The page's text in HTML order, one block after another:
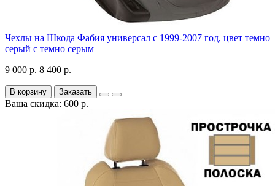
Чехлы на Шкода Фабия универсал с 1999-2007 год, цвет темно
серый с темно серым
9 000 р. 8 400 р.
В корзину Заказать
Ваша скидка: 600 р.